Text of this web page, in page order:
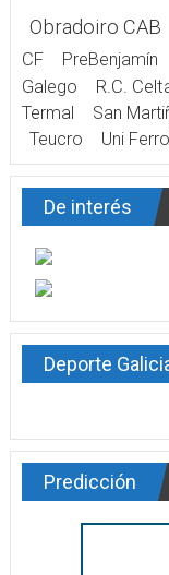
Obradoiro CAB
CF
PreBenjamín
Galego
R.C.
Termal
San
Teucro
Uni Ferrol
De interés
Deporte
Predicción